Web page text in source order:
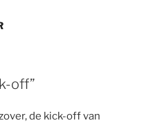
off”
de kick-off van